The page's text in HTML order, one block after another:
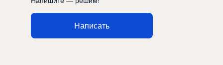
Написать